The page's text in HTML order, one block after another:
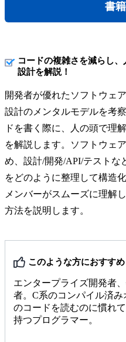
書
コードの複雑さを減らし
設計を解説！
開発者が優れたソフトウェ
設計のメンタルモデルを考
ドを書く際に、人の頭で理
を解説します。ソフトウェ
め、設計/開発/API/テストな
をどのように整理して構造
メンバーがスムーズに理解
方法を説明します。
このような方におすすめ
エンタープライズ開発者
者。C系のコンパイル済
のコードを読むのに慣れ
持つプログラマー。